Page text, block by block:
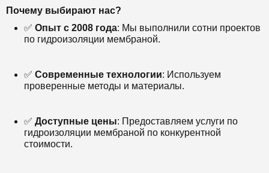
Почему выбирают нас?
✅ Опыт с 2008 года: Мы выполнили сотни проектов
по гидроизоляции мембраной.
✅ Современные технологии: Используем
проверенные методы и материалы.
✅ Доступные цены: Предоставляем услуги по
гидроизоляции мембраной по конкурентной
стоимости.